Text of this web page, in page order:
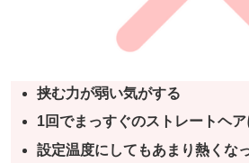
挟む力が弱い気がする
1回でまっすぐのストレートヘ
設定温度にしてもあまり熱くな